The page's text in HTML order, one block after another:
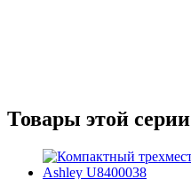
Товары этой серии